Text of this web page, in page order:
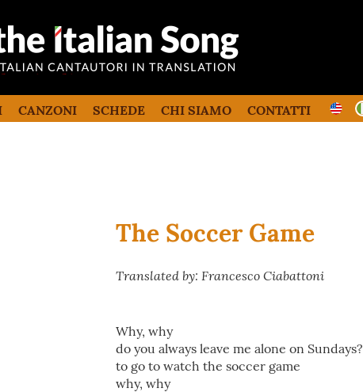
the italian song
CANZONI SCHEDE CHI SIAMO CONTATTI
The Soccer Game
Translated by: Francesco Ciabattoni
Why, why
do you always leave me alone on Sundays?
to go to watch the soccer game
why, why